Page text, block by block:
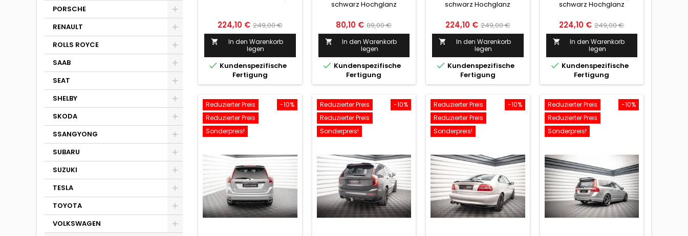
PORSCHE
RENAULT
ROLLS ROYCE
SAAB
SEAT
SHELBY
SKODA
SSANGYONG
SUBARU
SUZUKI
TESLA
TOYOTA
VOLKSWAGEN
Preis
224,10 € Normaler
Preis
249,00 €

In den Warenkorb
legen
 Kundenspezifische
Fertigung
schwarz Hochglanz
Preis
80,10 € Normaler
Preis
89,00 €

In den Warenkorb
legen
 Kundenspezifische
Fertigung
VOLVO V90 MK2
schwarz Hochglanz
Preis
224,10 € Normaler
Preis
249,00 €

In den Warenkorb
legen
 Kundenspezifische
Fertigung
VOLVO XC60 R-DESIGN
HOCHGLANZ
schwarz Hochglanz
Preis
224,10 € Normaler
Preis
249,00 €

In den Warenkorb
legen
 Kundenspezifische
Fertigung
-10%
Reduzierter Preis
Reduzierter Preis
Sonderpreis!
-10%
Reduzierter Preis
Reduzierter Preis
Sonderpreis!
-10%
Reduzierter Preis
Reduzierter Preis
Sonderpreis!
-10%
Reduzierter Preis
Reduzierter Preis
Sonderpreis!